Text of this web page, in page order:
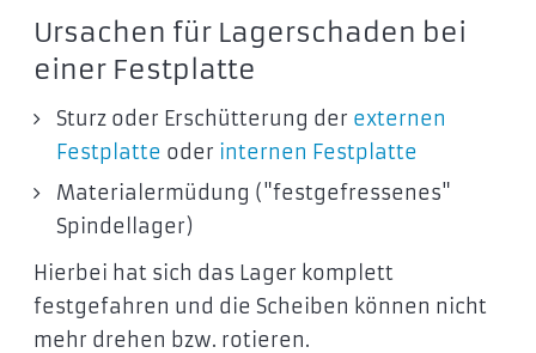
Ursachen für Lagerschaden bei
einer Festplatte
Sturz oder Erschütterung der externen
Festplatte oder internen Festplatte
Materialermüdung ("festgefressenes"
Spindellager)
Hierbei hat sich das Lager komplett
festgefahren und die Scheiben können nicht
mehr drehen bzw. rotieren.